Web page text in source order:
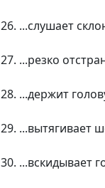
26. ...слушает
27. ...резко
28. ...держит
29. ...вытягивает
30. ...вскидывает